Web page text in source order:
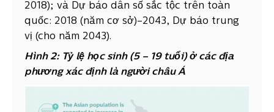
2018); và Dự báo dân số sắc tộc trên toàn
quốc: 2018 (năm cơ sở)–2043, Dự báo trung
vị (cho năm 2043).
Hình 2: Tỷ lệ học sinh (5 – 19 tuổi) ở các địa
phương xác định là người châu Á